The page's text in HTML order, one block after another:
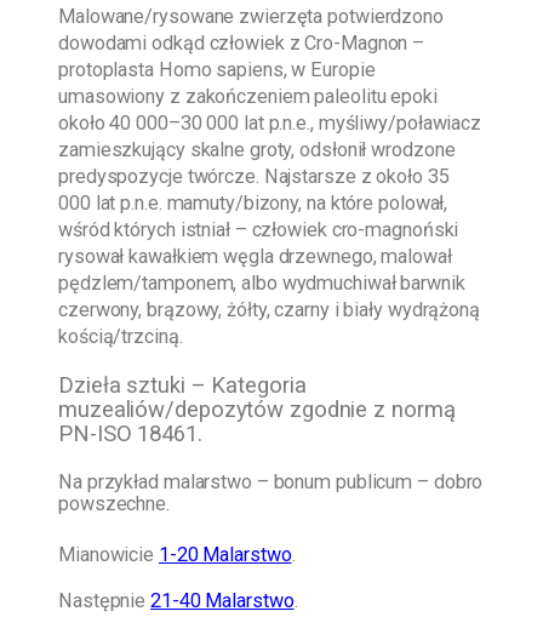
Malowane/rysowane zwierzęta potwierdzono
dowodami odkąd człowiek z Cro-Magnon –
protoplasta Homo sapiens, w Europie
umasowiony z zakończeniem paleolitu epoki
około 40 000–30 000 lat p.n.e., myśliwy/poławiacz
zamieszkujący skalne groty, odsłonił wrodzone
predyspozycje twórcze. Najstarsze z około 35
000 lat p.n.e. mamuty/bizony, na które polował,
wśród których istniał – człowiek cro-magnoński
rysował kawałkiem węgla drzewnego, malował
pędzlem/tamponem, albo wydmuchiwał barwnik
czerwony, brązowy, żółty, czarny i biały wydrążoną
kością/trzciną.
Dzieła sztuki – Kategoria
muzealiów/depozytów zgodnie z normą
PN-ISO 18461.
Na przykład malarstwo – bonum publicum – dobro
powszechne.
Mianowicie 1-20 Malarstwo.
Następnie 21-40 Malarstwo.